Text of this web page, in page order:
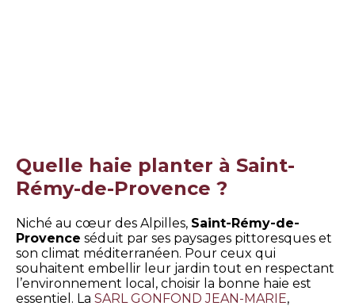
Quelle haie planter à Saint-
Rémy-de-Provence ?
Niché au cœur des Alpilles, Saint-Rémy-de-
Provence séduit par ses paysages pittoresques et
son climat méditerranéen. Pour ceux qui
souhaitent embellir leur jardin tout en respectant
l’environnement local, choisir la bonne haie est
essentiel. La SARL GONFOND JEAN-MARIE,